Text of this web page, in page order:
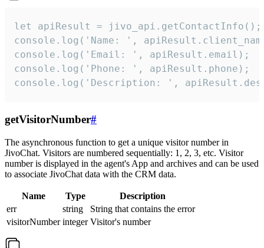
let apiResult = jivo_api.getContactInfo();
console.log('Name: ',
console.log('Email: ', apiResult.email);
console.log('Phone: ', apiResult.phone);
console.log('Description: ',
getVisitorNumber#
The asynchronous function to get a unique visitor number in
JivoChat. Visitors are numbered sequentially: 1, 2, 3, etc. Visitor
number is displayed in the agent's App and archives and can be used
to associate JivoChat data with the CRM data.
Name Type
Description
err
string
String that contains the error
visitorNumber integer Visitor's number